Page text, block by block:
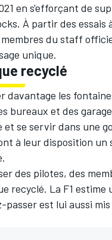
en s'efforçant de
À partir des
du staff
unique.
recyclé
davantage les
bureaux et des
se servir dans une
à leur disposition un
des pilotes, des
recyclé. La F1 estime
est lui aussi